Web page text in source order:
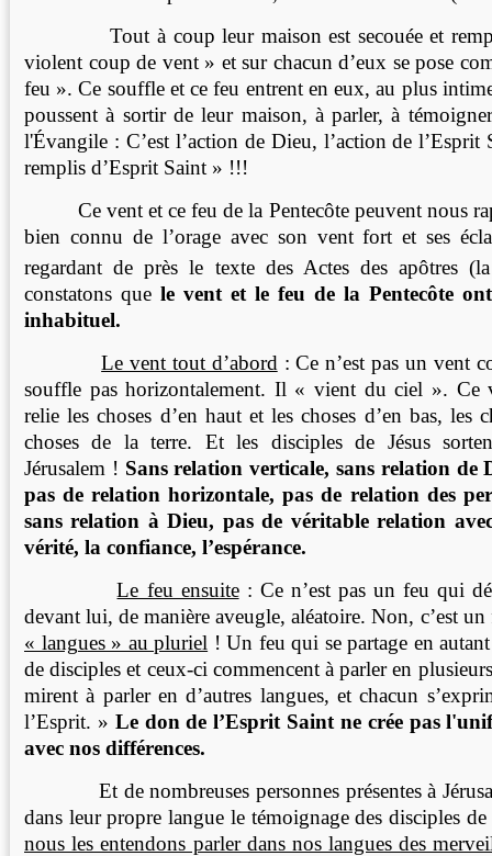
Tout à coup leur maison est secouée et
violent coup de vent » et sur chacun d’eux se pose
feu ». Ce souffle et ce feu entrent en eux, au plus
poussent à sortir de leur maison, à parler, à
l'Évangile : C’est l’action de Dieu, l’action de
remplis d’Esprit Saint » !!!
Ce vent et ce feu de la Pentecôte peuvent nous
bien connu de l’orage avec son vent fort et ses
regardant de près le texte des Actes des apôtres
constatons que le vent et le feu de la Pentecôte
inhabituel.
Le vent tout d’abord : Ce n’est pas un vent
souffle pas horizontalement. Il « vient du ciel ». Ce
relie les choses d’en haut et les choses d’en bas, les
choses de la terre. Et les disciples de Jésus
Jérusalem ! Sans relation verticale, sans relation de
pas de relation horizontale, pas de relation des
sans relation à Dieu, pas de véritable relation
vérité, la confiance, l’espérance.
Le feu ensuite: Ce n’est pas un feu qui
devant lui, de manière aveugle, aléatoire. Non, c’est
« langues » au pluriel ! Un feu qui se partage en
de disciples et ceux-ci commencent à parler en
mirent à parler en d’autres langues, et chacun
l’Esprit. » Le don de l’Esprit Saint ne crée pas
avec nos différences.
Et de nombreuses personnes présentes à
dans leur propre langue le témoignage des disciples
nous les entendons parler dans nos langues des